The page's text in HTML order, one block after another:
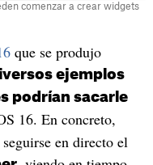
comenzar a crear widgets
que se produjo
ejemplos
podrían sacarle
16. En concreto,
en directo el